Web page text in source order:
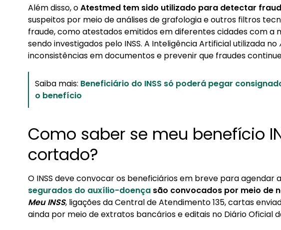
Além disso, oAtestmed tem sido utilizado para detectar
suspeitos por meio de análises de grafologia e outros filtros
fraude, como atestados emitidos em diferentes cidades com a
sendo investigados pelo INSS. A Inteligência Artificial utilizada no
inconsistências em documentos e prevenir que fraudes
Saiba mais: Beneficiário do INSS só poderá pegar
o benefício
Como saber se meu benefício
cortado?
O INSS deve convocar os beneficiários em breve para agendar
segurados do auxílio-doença são convocados por meio de
Meu INSS, ligações da Central de Atendimento 135, cartas
ainda por meio de extratos bancários e editais no Diário Oficial